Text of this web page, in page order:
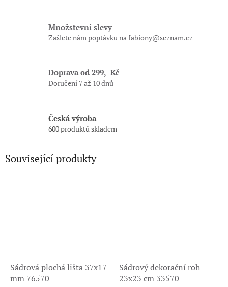
Množstevní slevy
Zašlete nám poptávku na fabiony@seznam.cz
Doprava od 299,- Kč
Doručení 7 až 10 dnů
Česká výroba
600 produktů skladem
Související produkty
Sádrová plochá lišta 37x17
mm 76570
Sádrový dekorační roh
23x23 cm 33570